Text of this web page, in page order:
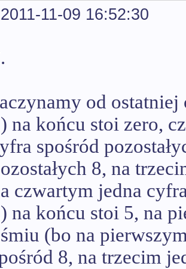
2011-11-09 16:52:30
od
na końcu stoi zero,
spośród
8, na
czwartym jedna
na końcu stoi 5, na
(bo na
8, na trzecim